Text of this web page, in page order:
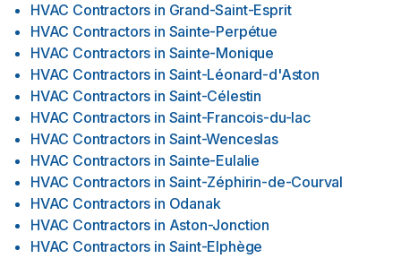
HVAC Contractors in Grand-Saint-Esprit
HVAC Contractors in Sainte-Perpétue
HVAC Contractors in Sainte-Monique
HVAC Contractors in Saint-Léonard-d'Aston
HVAC Contractors in Saint-Célestin
HVAC Contractors in Saint-Francois-du-lac
HVAC Contractors in Saint-Wenceslas
HVAC Contractors in Sainte-Eulalie
HVAC Contractors in Saint-Zéphirin-de-Courval
HVAC Contractors in Odanak
HVAC Contractors in Aston-Jonction
HVAC Contractors in Saint-Elphège